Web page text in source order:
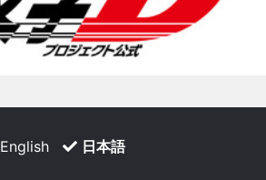
English 日本語